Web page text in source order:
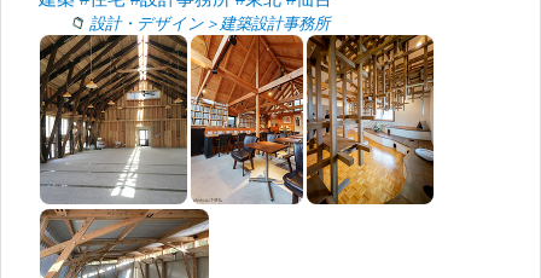
設計・デザイン＞建築設計事務所